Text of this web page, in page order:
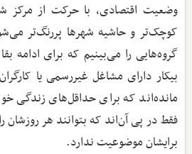
وضعیت اقتصادی، با حرکت از مرکز
کوچک‌تر و حاشیه شهرها پررنگ‌تر
گروه‌هایی را می‌بینیم که برای ادامه
بیکار دارای مشاغل غیررسمی یا
مانده‌اند که برای حداقل‌های زندگی
فقط در پی آن‌اند که بتوانند هر روزشان
برایشان موضوعیت ندارد.